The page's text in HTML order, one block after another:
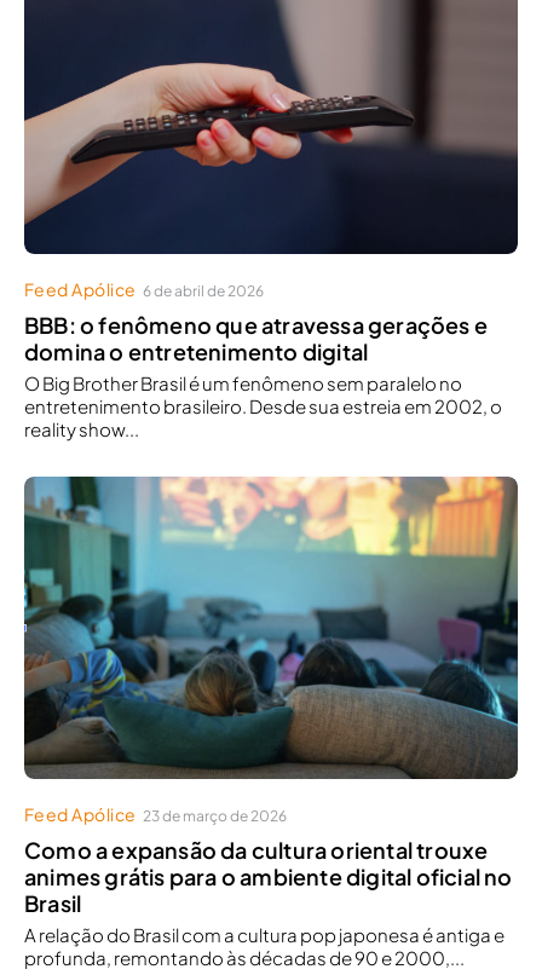
Feed Apólice 6 de abril de 2026
BBB: o fenômeno que atravessa gerações e
domina o entretenimento digital
O Big Brother Brasil é um fenômeno sem paralelo no
entretenimento brasileiro. Desde sua estreia em 2002, o
reality show...
Feed Apólice 23 de março de 2026
Como a expansão da cultura oriental trouxe
animes grátis para o ambiente digital oficial no
Brasil
A relação do Brasil com a cultura pop japonesa é antiga e
profunda, remontando às décadas de 90 e 2000,...